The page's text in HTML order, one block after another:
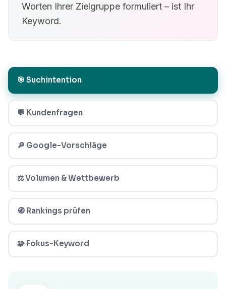
Worten Ihrer Zielgruppe formuliert – ist Ihr
Keyword.
🎯 Suchintention
💬 Kundenfragen
🔎 Google-Vorschläge
⚖️ Volumen & Wettbewerb
🧭 Rankings prüfen
🧩 Fokus-Keyword